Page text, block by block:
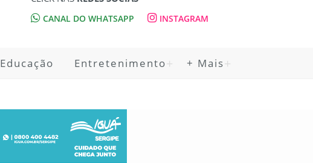
CANAL DO WHATSAPP INSTAGRAM
Educação Entretenimento + Mais